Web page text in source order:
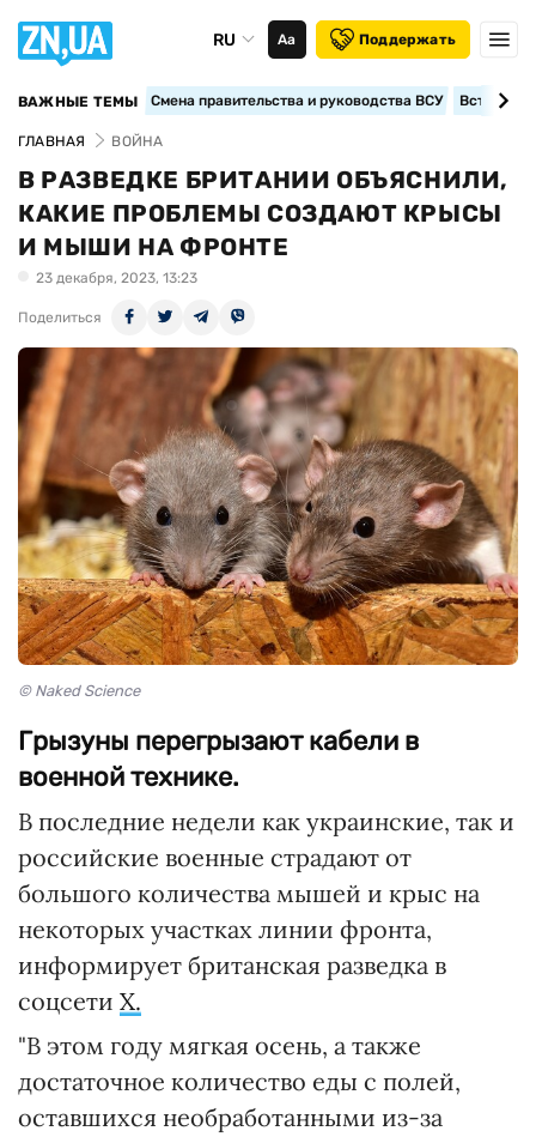
RU Аа Поддержать
ВАЖНЫЕ ТЕМЫ Смена правительства и руководства ВСУ
ГЛАВНАЯ ВОЙНА
В РАЗВЕДКЕ БРИТАНИИ ОБЪЯСНИЛИ,
КАКИЕ ПРОБЛЕМЫ СОЗДАЮТ КРЫСЫ
И МЫШИ НА ФРОНТЕ
23 декабря, 2023, 13:23
Поделиться
© Naked Science
Грызуны перегрызают кабели в
военной технике.
В последние недели как украинские, так и
российские военные страдают от
большого количества мышей и крыс на
некоторых участках линии фронта,
информирует британская разведка в
соцсети Х.
"В этом году мягкая осень, а также
достаточное количество еды с полей,
оставшихся необработанными из-за